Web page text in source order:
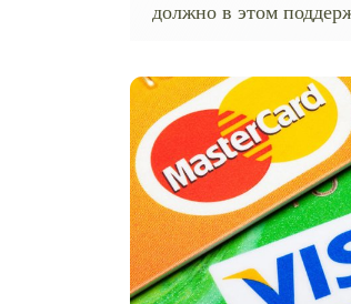
должно в этом